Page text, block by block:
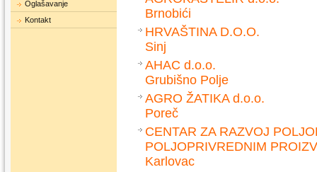
Oglašavanje
Kontakt
Brnobići
HRVAŠTINA D.O.O.
Sinj
AHAC d.o.o.
Grubišno Polje
AGRO ŽATIKA d.o.o.
Poreč
CENTAR ZA RAZVOJ
POLJOPRIVREDNIM
Karlovac